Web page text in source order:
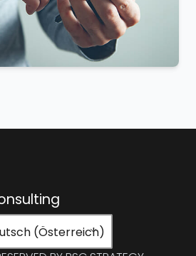
(Österreich)